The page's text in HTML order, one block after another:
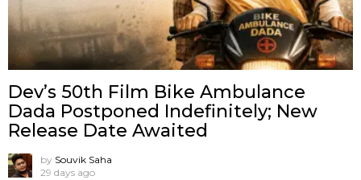
Dev’s 50th Film Bike Ambulance
Dada Postponed Indefinitely; New
Release Date Awaited
by Souvik Saha
29 days ago